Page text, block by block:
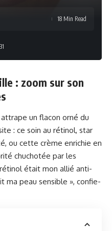
18 Min Read
: zoom sur son
un flacon orné du
: ce soin au rétinol, star
ou cette crème enrichie en
chuchotée par les
était mon allié anti-
ma peau sensible », confie-